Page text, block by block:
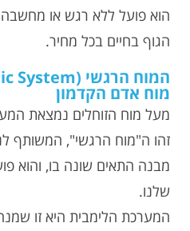
הוא פועל ללא רגש או
הגוף בחיים בכל מחיר.
מוח אדם הקדמון
מעל מוח הזוחלים נמצאת
זהו ה"מוח הרגשי", המשותף
מבנה התאים שונה בו, והוא
שלנו.
המערכת הלימבית היא זו